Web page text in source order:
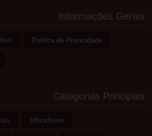
Informações Gerais
Política de Privacidade
Categorias Principais
Vibradores